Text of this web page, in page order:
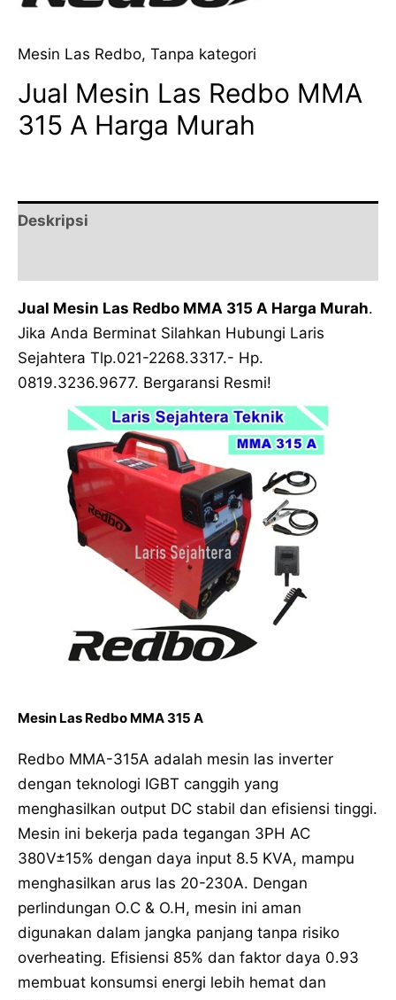
Mesin Las Redbo, Tanpa kategori
Jual Mesin Las Redbo MMA
315 A Harga Murah
Deskripsi
Jual Mesin Las Redbo MMA 315 A Harga Murah.
Jika Anda Berminat Silahkan Hubungi Laris
Sejahtera Tlp.021-2268.3317.- Hp.
0819.3236.9677. Bergaransi Resmi!
Mesin Las Redbo MMA 315 A
Redbo MMA-315A adalah mesin las inverter
dengan teknologi IGBT canggih yang
menghasilkan output DC stabil dan efisiensi tinggi.
Mesin ini bekerja pada tegangan 3PH AC
380V±15% dengan daya input 8.5 KVA, mampu
menghasilkan arus las 20-230A. Dengan
perlindungan O.C & O.H, mesin ini aman
digunakan dalam jangka panjang tanpa risiko
overheating. Efisiensi 85% dan faktor daya 0.93
membuat konsumsi energi lebih hemat dan